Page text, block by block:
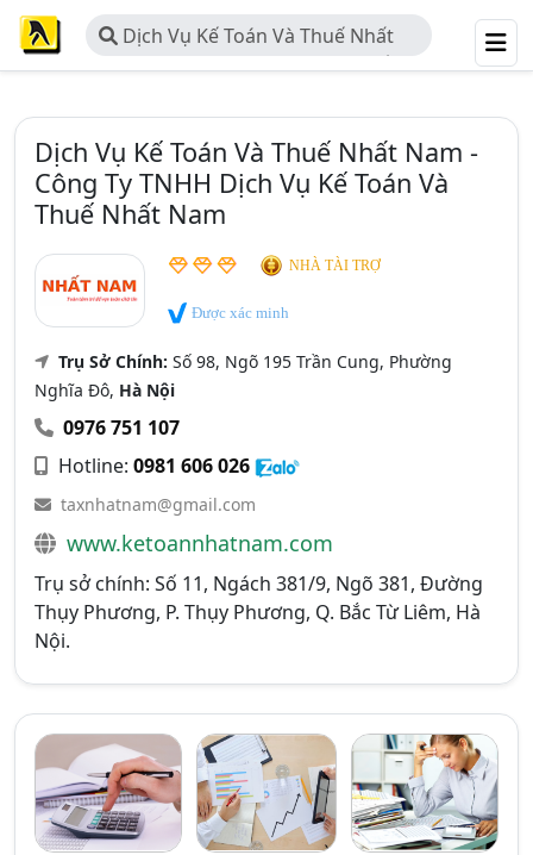
Dịch Vụ Kế Toán Và Thuế Nhất
Nam - Công Ty TNHH Dịch Vụ Kế
Dịch Vụ Kế Toán Và Thuế Nhất Nam -
Công Ty TNHH Dịch Vụ Kế Toán Và
Thuế Nhất Nam
NHÀ TÀI TRỢ
Được xác minh
Trụ Sở Chính: Số 98, Ngõ 195 Trần Cung, Phường
Nghĩa Đô, Hà Nội
0976 751 107
Hotline: 0981 606 026
taxnhatnam@gmail.com
www.ketoannhatnam.com
Trụ sở chính: Số 11, Ngách 381/9, Ngõ 381, Đường
Thụy Phương, P. Thụy Phương, Q. Bắc Từ Liêm, Hà
Nội.